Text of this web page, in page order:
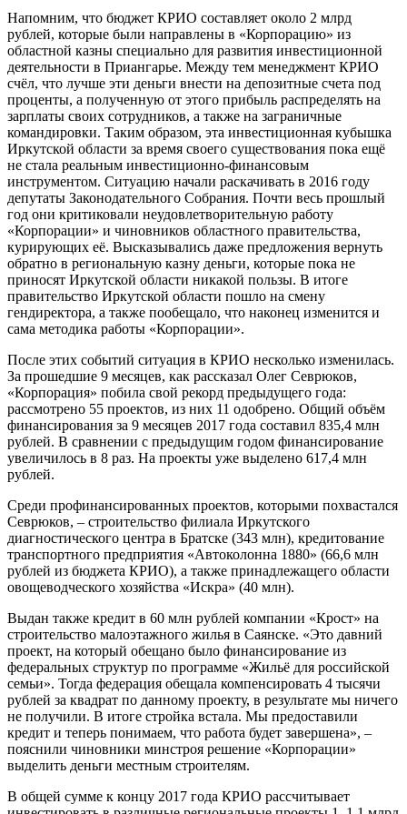
Напомним, что бюджет КРИО составляет около 2 млрд
рублей, которые были направлены в «Корпорацию» из
областной казны специально для развития инвестиционной
деятельности в Приангарье. Между тем менеджмент КРИО
счёл, что лучше эти деньги внести на депозитные счета под
проценты, а полученную от этого прибыль распределять на
зарплаты своих сотрудников, а также на заграничные
командировки. Таким образом, эта инвестиционная кубышка
Иркутской области за время своего существования пока ещё
не стала реальным инвестиционно-финансовым
инструментом. Ситуацию начали раскачивать в 2016 году
депутаты Законодательного Собрания. Почти весь прошлый
год они критиковали неудовлетворительную работу
«Корпорации» и чиновников областного правительства,
курирующих её. Высказывались даже предложения вернуть
обратно в региональную казну деньги, которые пока не
приносят Иркутской области никакой пользы. В итоге
правительство Иркутской области пошло на смену
гендиректора, а также пообещало, что наконец изменится и
сама методика работы «Корпорации».
После этих событий ситуация в КРИО несколько изменилась.
За прошедшие 9 месяцев, как рассказал Олег Севрюков,
«Корпорация» побила свой рекорд предыдущего года:
рассмотрено 55 проектов, из них 11 одобрено. Общий объём
финансирования за 9 месяцев 2017 года составил 835,4 млн
рублей. В сравнении с предыдущим годом финансирование
увеличилось в 8 раз. На проекты уже выделено 617,4 млн
рублей.
Среди профинансированных проектов, которыми похвастался
Севрюков, – строительство филиала Иркутского
диагностического центра в Братске (343 млн), кредитование
транспортного предприятия «Автоколонна 1880» (66,6 млн
рублей из бюджета КРИО), а также принадлежащего области
овощеводческого хозяйства «Искра» (40 млн).
Выдан также кредит в 60 млн рублей компании «Крост» на
строительство малоэтажного жилья в Саянске. «Это давний
проект, на который обещано было финансирование из
федеральных структур по программе «Жильё для российской
семьи». Тогда федерация обещала компенсировать 4 тысячи
рублей за квадрат по данному проекту, в результате мы ничего
не получили. В итоге стройка встала. Мы предоставили
кредит и теперь понимаем, что работа будет завершена», –
пояснили чиновники минстроя решение «Корпорации»
выделить деньги местным строителям.
В общей сумме к концу 2017 года КРИО рассчитывает